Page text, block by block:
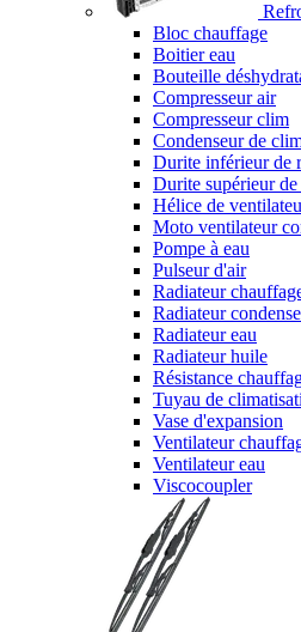
Bloc chauffage
Boitier eau
Bouteille
Compresseur air
Compresseur clim
Condenseur de
Durite inférieur de
Durite supérieur
Hélice de
Moto ventilateur
Pompe à eau
Pulseur d'air
Radiateur
Radiateur
Radiateur eau
Radiateur huile
Résistance
Tuyau de
Vase d'expansion
Ventilateur
Ventilateur eau
Viscocoupler